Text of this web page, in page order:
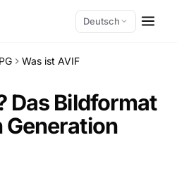
Deutsch
Was ist AVIF
Das Bildformat
Generation